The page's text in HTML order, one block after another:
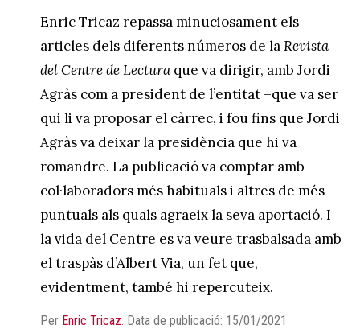
Enric Tricaz repassa minuciosament els
articles dels diferents números de laRevista
del Centre de Lectura que va dirigir, amb Jordi
Agràs com a president de l’entitat –que va ser
qui li va proposar el càrrec, i fou fins que Jordi
Agràs va deixar la presidència que hi va
romandre. La publicació va comptar amb
col·laboradors més habituals i altres de més
puntuals als quals agraeix la seva aportació. I
la vida del Centre es va veure trasbalsada amb
el traspàs d’Albert Via, un fet que,
evidentment, també hi repercuteix.
Per Enric Tricaz Data de publicació: 15/01/2021